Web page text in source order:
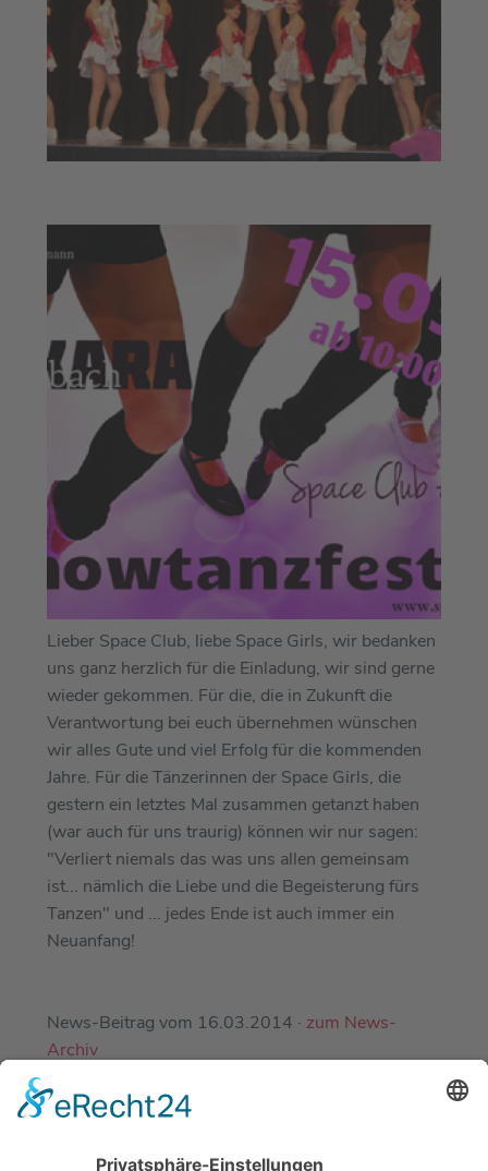
Lieber Space Club, liebe Space Girls, wir bedanken
uns ganz herzlich für die Einladung, wir sind gerne
wieder gekommen. Für die, die in Zukunft die
Verantwortung bei euch übernehmen wünschen
wir alles Gute und viel Erfolg für die kommenden
Jahre. Für die Tänzerinnen der Space Girls, die
gestern ein letztes Mal zusammen getanzt haben
(war auch für uns traurig) können wir nur sagen:
"Verliert niemals das was uns allen gemeinsam
ist... nämlich die Liebe und die Begeisterung fürs
Tanzen" und ... jedes Ende ist auch immer ein
Neuanfang!
News-Beitrag vom 16.03.2014 · zum News-
Archiv